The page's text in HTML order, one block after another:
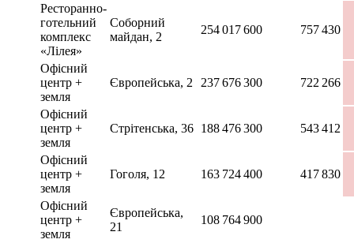
Ресторанно-
готельний
комплекс
«Лілея»
Соборний
майдан, 2
254 017 600 757 430
Офісний
центр +
земля
Європейська, 2 237 676 300 722 266
Офісний
центр +
земля
Стрітенська, 36 188 476 300 543 412
Офісний
центр +
земля
Гоголя, 12 163 724 400 417 830
Офісний
центр +
земля
Європейська,
21
108 764 900